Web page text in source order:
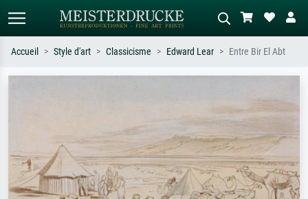
Recherche standard Recherche d'images IA
impressionnisme, vague de Hokusai,
Décrivez la scène – ex. prairie verte,
abstrait avec beaucoup de rouge,
arbre.
Accueil Style d'art Classicisme Edward Lear Entre Bir El Abt